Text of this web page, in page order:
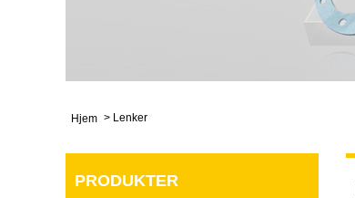
Hjem > Lenker
PRODUKTER